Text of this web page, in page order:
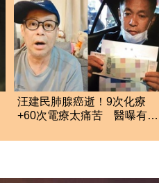
汪建民肺腺癌逝！9次化療
+60次電療太痛苦 醫曝有